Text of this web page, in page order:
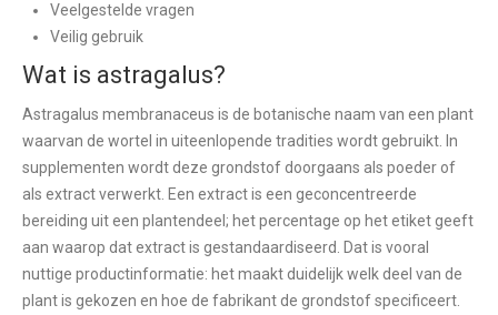
Veelgestelde vragen
Veilig gebruik
Wat is astragalus?
Astragalus membranaceus is de botanische naam van een plant
waarvan de wortel in uiteenlopende tradities wordt gebruikt. In
supplementen wordt deze grondstof doorgaans als poeder of
als extract verwerkt. Een extract is een geconcentreerde
bereiding uit een plantendeel; het percentage op het etiket geeft
aan waarop dat extract is gestandaardiseerd. Dat is vooral
nuttige productinformatie: het maakt duidelijk welk deel van de
plant is gekozen en hoe de fabrikant de grondstof specificeert.